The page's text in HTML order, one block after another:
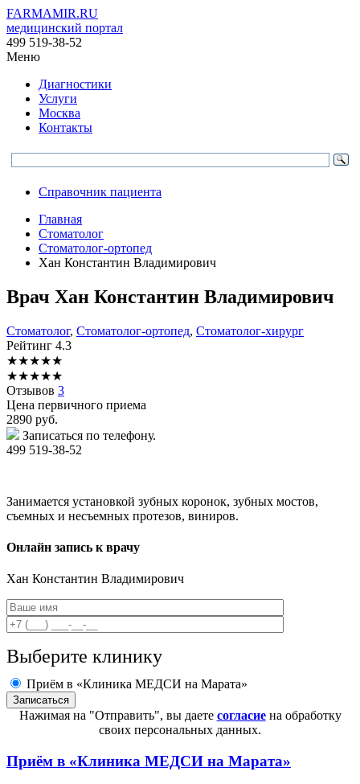
FARMAMIR.RU
медицинский портал
499 519-38-52
Меню
Диагностики
Услуги
Москва
Контакты
Справочник пациента
Главная
Стоматолог
Стоматолог-ортопед
Хан Константин Владимирович
Врач Хан Константин Владимирович
Стоматолог, Стоматолог-ортопед, Стоматолог-хирург
Рейтинг 4.3
★★★★★
★★★★★
Отзывов 3
Цена первичного приема
2890 руб.
Записаться по телефону.
499 519-38-52
Занимается установкой зубных коронок, зубных мостов,
съемных и несъемных протезов, виниров.
Онлайн запись к врачу
Хан Константин Владимирович
Выберите клинику
Приём в «Клиника МЕДСИ на Марата»
Нажимая на "Отправить", вы даете согласиена обработку
своих персональных данных.
Приём в «Клиника МЕДСИ на Марата»